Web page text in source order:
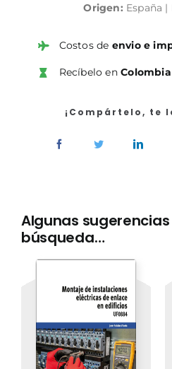
Origen: España |
Costos de envio e
Recíbelo enColombia
¡Compártelo, te
Algunas
búsqueda…